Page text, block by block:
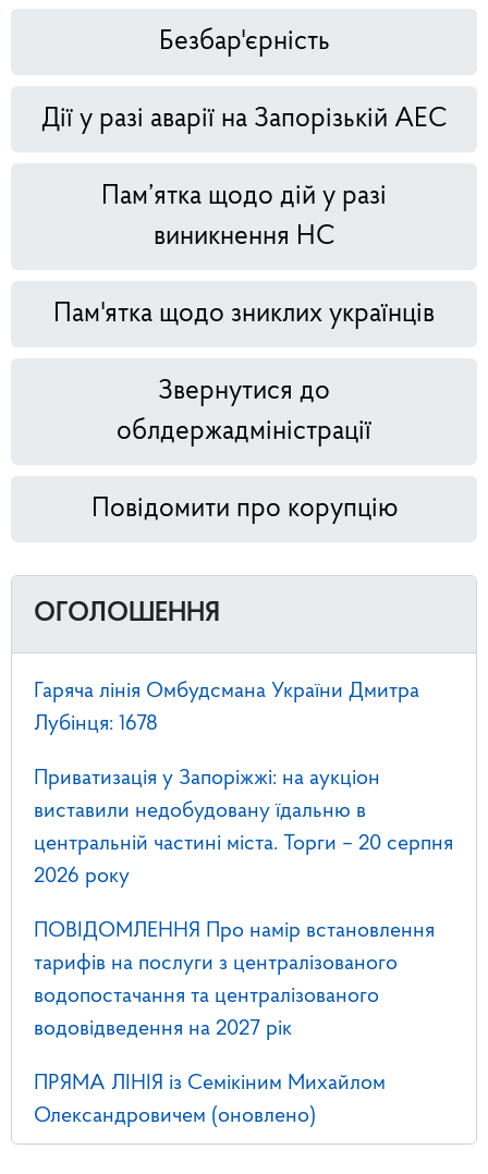
Безбар'єрність
Дії у разі аварії на Запорізькій АЕС
Пам’ятка щодо дій у разі
виникнення НС
Пам'ятка щодо зниклих українців
Звернутися до
облдержадміністрації
Повідомити про корупцію
ОГОЛОШЕННЯ
Гаряча лінія Омбудсмана України Дмитра
Лубінця: 1678
Приватизація у Запоріжжі: на аукціон
виставили недобудовану їдальню в
центральній частині міста. Торги – 20 серпня
2026 року
ПОВІДОМЛЕННЯ Про намір встановлення
тарифів на послуги з централізованого
водопостачання та централізованого
водовідведення на 2027 рік
ПРЯМА ЛІНІЯ із Семікіним Михайлом
Олександровичем (оновлено)